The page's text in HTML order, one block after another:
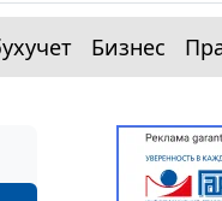
Бизнес